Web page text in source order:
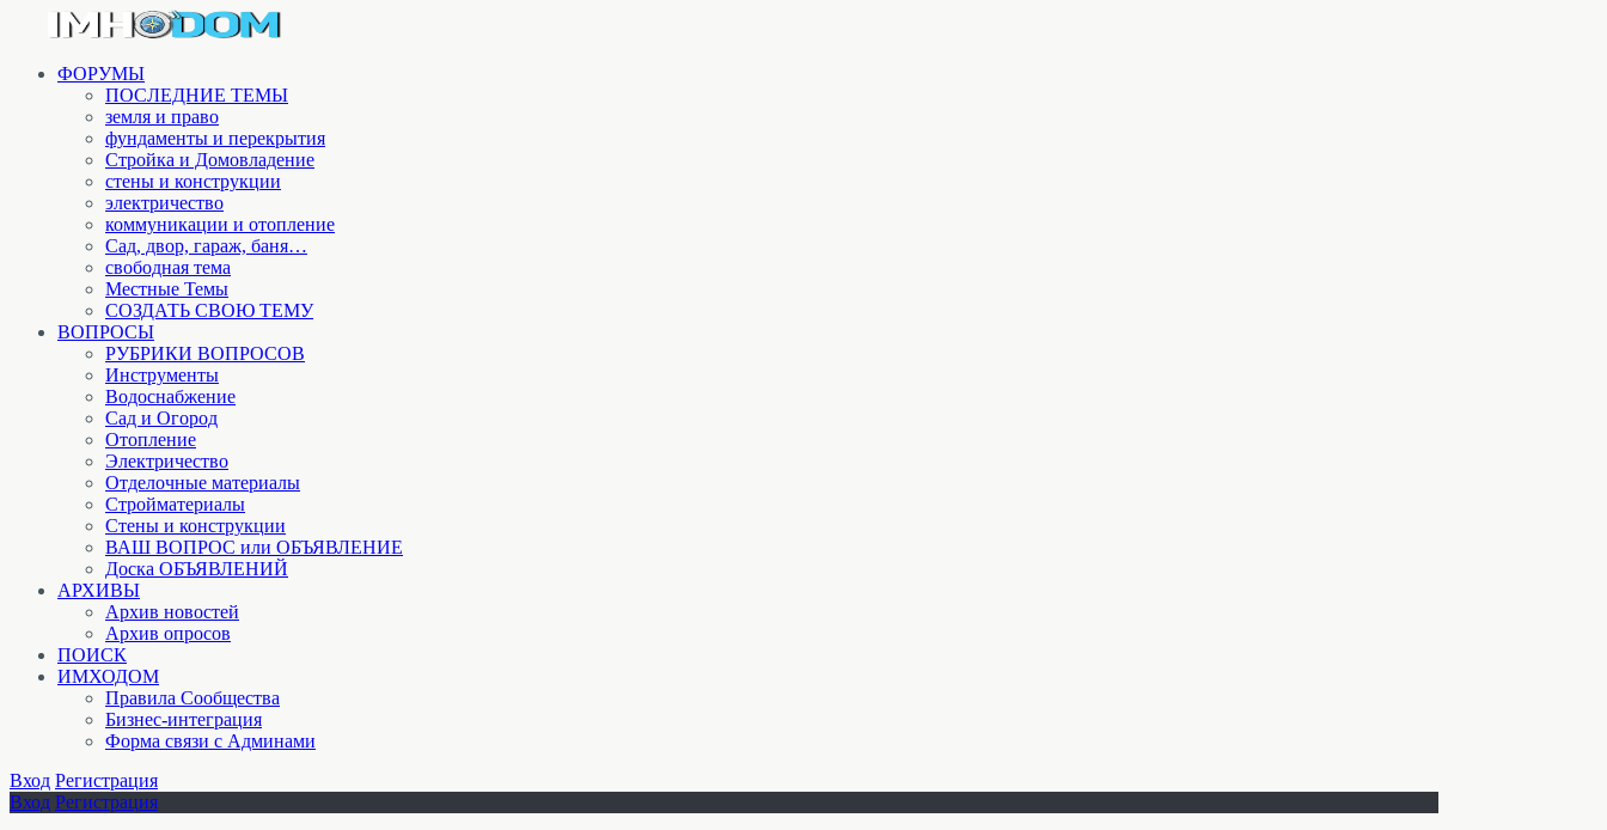
ФОРУМЫ
ПОСЛЕДНИЕ ТЕМЫ
земля и право
фундаменты и перекрытия
Стройка и Домовладение
стены и конструкции
электричество
коммуникации и отопление
Cад, двор, гараж, баня…
свободная тема
Местные Темы
СОЗДАТЬ СВОЮ ТЕМУ
ВОПРОСЫ
РУБРИКИ ВОПРОСОВ
Инструменты
Водоснабжение
Сад и Огород
Отопление
Электричество
Отделочные материалы
Стройматериалы
Стены и конструкции
ВАШ ВОПРОС или ОБЪЯВЛЕНИЕ
Доска ОБЪЯВЛЕНИЙ
АРХИВЫ
Архив новостей
Архив опросов
ПОИСК
ИМХОДОМ
Правила Сообщества
Бизнес-интеграция
Форма связи с Админами
Вход Регистрация
Вход Регистрация